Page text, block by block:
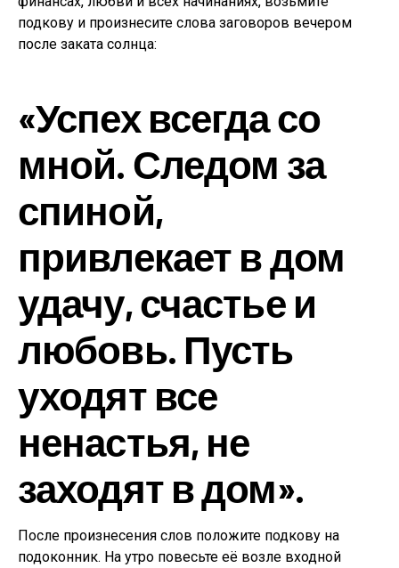
подкову и произнесите слова заговоров вечером
после заката солнца:
«Успех всегда со
мной. Следом за
спиной,
привлекает в дом
удачу, счастье и
любовь. Пусть
уходят все
ненастья, не
заходят в дом».
После произнесения слов положите подкову на
подоконник. На утро повесьте её возле входной